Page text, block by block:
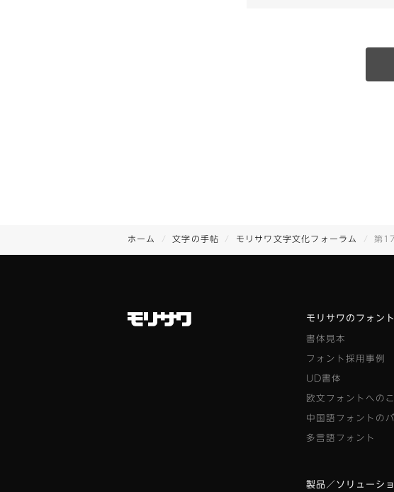
ホーム 文字の手帖 モリサワ文字文化フォーラム 第17
モリサワのフォント
書体見本
フォント採用事例
UD書体
欧文フォントへの
中国語フォントの
多言語フォント
製品／ソリューシ